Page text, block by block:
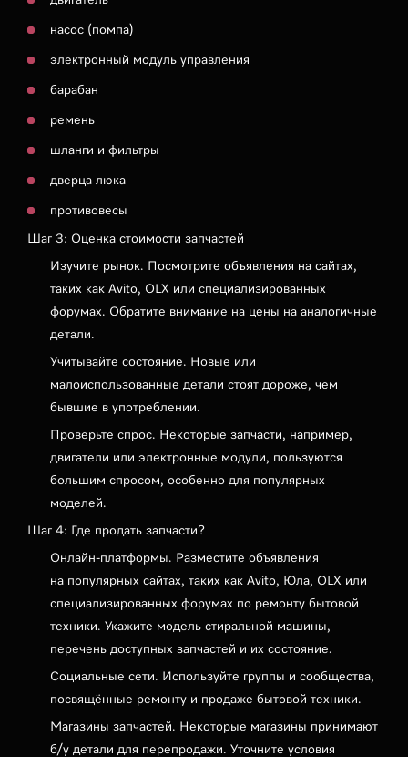
насос (помпа)
электронный модуль управления
барабан
ремень
шланги и фильтры
дверца люка
противовесы
Шаг 3: Оценка стоимости запчастей
Изучите рынок. Посмотрите объявления на сайтах,
таких как Avito, OLX или специализированных
форумах. Обратите внимание на цены на аналогичные
детали.
Учитывайте состояние. Новые или
малоиспользованные детали стоят дороже, чем
бывшие в употреблении.
Проверьте спрос. Некоторые запчасти, например,
двигатели или электронные модули, пользуются
большим спросом, особенно для популярных
моделей.
Шаг 4: Где продать запчасти?
Онлайн-платформы. Разместите объявления
на популярных сайтах, таких как Avito, Юла, OLX или
специализированных форумах по ремонту бытовой
техники. Укажите модель стиральной машины,
перечень доступных запчастей и их состояние.
Социальные сети. Используйте группы и сообщества,
посвящённые ремонту и продаже бытовой техники.
Магазины запчастей. Некоторые магазины принимают
б/у детали для перепродажи. Уточните условия